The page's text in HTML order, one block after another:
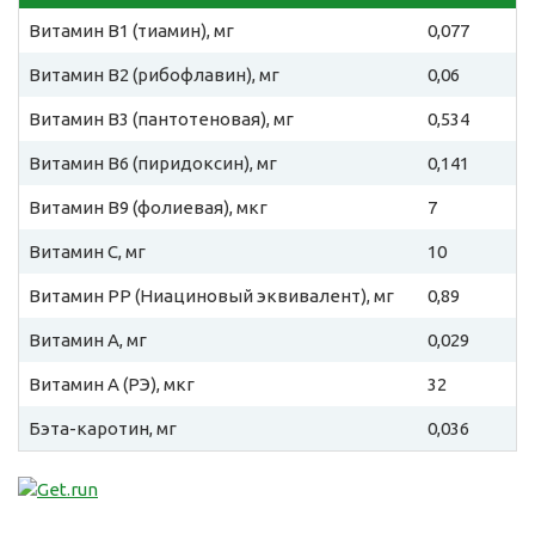
Витамин B1 (тиамин), мг 0,077
Витамин B2 (рибофлавин), мг 0,06
Витамин B3 (пантотеновая), мг 0,534
Витамин B6 (пиридоксин), мг 0,141
Витамин B9 (фолиевая), мкг 7
Витамин C, мг 10
Витамин PP (Ниациновый эквивалент), мг 0,89
Витамин A, мг 0,029
Витамин A (РЭ), мкг 32
Бэта-каротин, мг 0,036